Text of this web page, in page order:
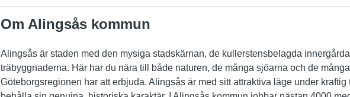
Om Alingsås kommun
Alingsås är staden med den mysiga stadskärnan, de kullerstensbelagda
träbyggnaderna. Här har du nära till både naturen, de många sjöarna och de
Göteborgsregionen har att erbjuda. Alingsås är med sitt attraktiva läge under